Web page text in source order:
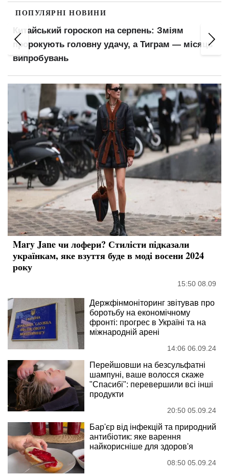
ПОПУЛЯРНІ НОВИНИ
Китайський гороскоп на серпень: Зміям
пророкують головну удачу, а Тиграм — місяць
випробувань
Mary Jane чи лофери? Стилісти підказали
українкам, яке взуття буде в моді восени 2024
року
15:50 08.09
Держфінмоніторинг звітував про
боротьбу на економічному
фронті: прогрес в Україні та на
міжнародній арені
14:06 06.09.24
Перейшовши на безсульфатні
шампуні, ваше волосся скаже
"Спасибі": перевершили всі інші
продукти
20:50 05.09.24
Бар'єр від інфекцій та природний
антибіотик: яке варення
найкорисніше для здоров'я
08:50 05.09.24